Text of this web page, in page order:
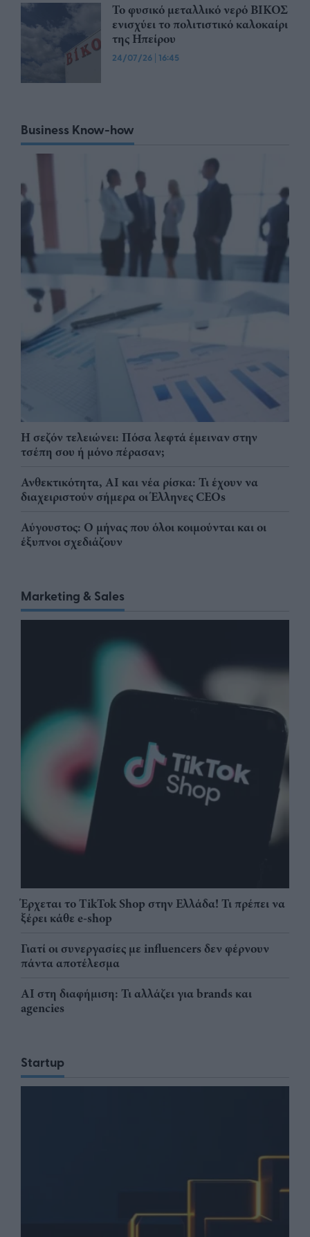
Το φυσικό μεταλλικό νερό ΒΙΚΟΣ
ενισχύει το πολιτιστικό καλοκαίρι
της Ηπείρου
24/07/26 | 16:45
Business Know-how
Η σεζόν τελειώνει: Πόσα λεφτά έμειναν στην
τσέπη σου ή μόνο πέρασαν;
Ανθεκτικότητα, AI και νέα ρίσκα: Τι έχουν να
διαχειριστούν σήμερα οι Έλληνες CEOs
Αύγουστος: Ο μήνας που όλοι κοιμούνται και οι
έξυπνοι σχεδιάζουν
Marketing & Sales
Έρχεται το TikTok Shop στην Ελλάδα! Τι πρέπει να
ξέρει κάθε e-shop
Γιατί οι συνεργασίες με influencers δεν φέρνουν
πάντα αποτέλεσμα
AI στη διαφήμιση: Τι αλλάζει για brands και
agencies
Startup